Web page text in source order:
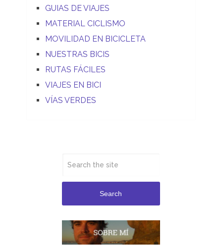
GUIAS DE VIAJES
MATERIAL CICLISMO
MOVILIDAD EN BICICLETA
NUESTRAS BICIS
RUTAS FÁCILES
VIAJES EN BICI
VÍAS VERDES
Search